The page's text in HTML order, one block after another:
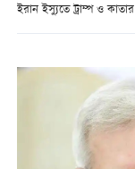
ইরান ইস্যুতে ট্রাম্প ও